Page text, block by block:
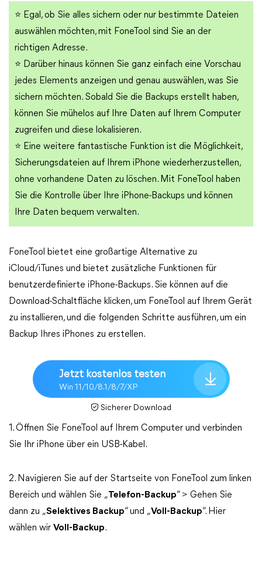
⭐ Egal, ob Sie alles sichern oder nur bestimmte Dateien
auswählen möchten, mit FoneTool sind Sie an der
richtigen Adresse.
⭐ Darüber hinaus können Sie ganz einfach eine Vorschau
jedes Elements anzeigen und genau auswählen, was Sie
sichern möchten. Sobald Sie die Backups erstellt haben,
können Sie mühelos auf Ihre Daten auf Ihrem Computer
zugreifen und diese lokalisieren.
⭐ Eine weitere fantastische Funktion ist die Möglichkeit,
Sicherungsdateien auf Ihrem iPhone wiederherzustellen,
ohne vorhandene Daten zu löschen. Mit FoneTool haben
Sie die Kontrolle über Ihre iPhone-Backups und können
Ihre Daten bequem verwalten.
FoneTool bietet eine großartige Alternative zu
iCloud/iTunes und bietet zusätzliche Funktionen für
benutzerdefinierte iPhone-Backups. Sie können auf die
Download-Schaltfläche klicken, um FoneTool auf Ihrem Gerät
zu installieren, und die folgenden Schritte ausführen, um ein
Backup Ihres iPhones zu erstellen.
Jetzt kostenlos testen
Win 11/10/8.1/8/7/XP
Sicherer Download
1. Öffnen Sie FoneTool auf Ihrem Computer und verbinden
Sie Ihr iPhone über ein USB-Kabel.
2. Navigieren Sie auf der Startseite von FoneTool zum linken
Bereich und wählen Sie „Telefon-Backup“ > Gehen Sie
dann zu „Selektives Backup“ und „Voll-Backup“. Hier
wählen wir Voll-Backup.